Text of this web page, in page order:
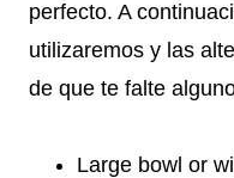
perfecto. A
utilizaremos y las
de que te falte
Large bowl or